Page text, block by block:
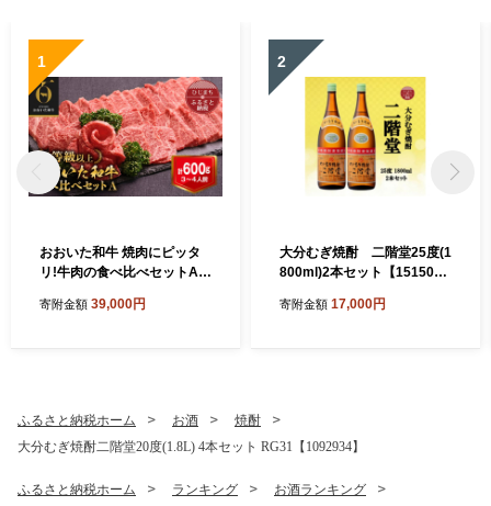
1
おおいた和牛 焼肉にピッタ
リ!牛肉の食べ比べセットA
0g)3～4人前_お肉 黒毛和牛
寄附金額 39,000円
2
大分むぎ焼酎 二階堂25度(1
800ml)2本セット【151504
寄附金額 17,000円
ふるさと納税ホーム お酒
焼酎
大分むぎ焼酎二階堂20度(1.8L) 4本セット RG31【1092934】
ふるさと納税ホーム ランキング
お酒ランキング